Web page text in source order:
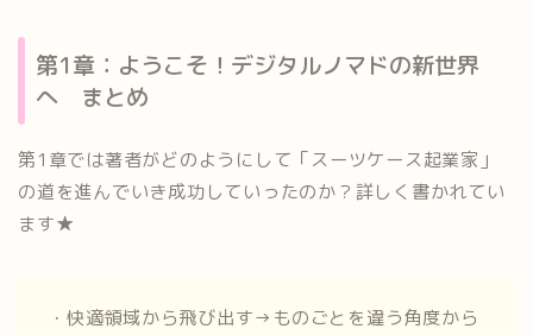
第1章：ようこそ！デジタルノマドの新世界
へ まとめ
第1章では著者がどのようにして「スーツケース起業家」
の道を進んでいき成功していったのか？詳しく書かれてい
ます★
・快適領域から飛び出す→ものごとを違う角度から